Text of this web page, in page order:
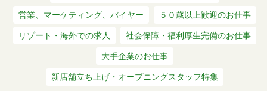
営業、マーケティング、バイヤー ５０歳以上歓迎のお仕事
リゾート・海外での求人 社会保障・福利厚生完備のお仕事
大手企業のお仕事
新店舗立ち上げ・オープニングスタッフ特集